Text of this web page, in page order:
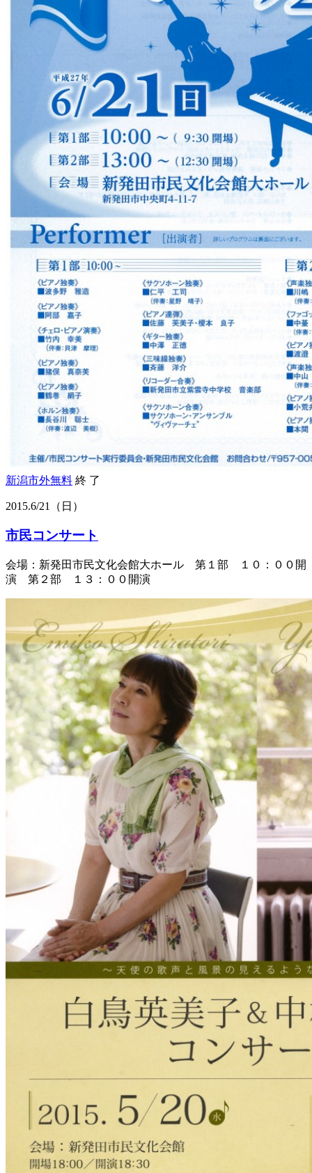
新潟市外無料 終 了
2015.6/21 （日）
市民コンサート
会場：新発田市民文化会館大ホール 第１部 １０：００開
演 第２部 １３：００開演